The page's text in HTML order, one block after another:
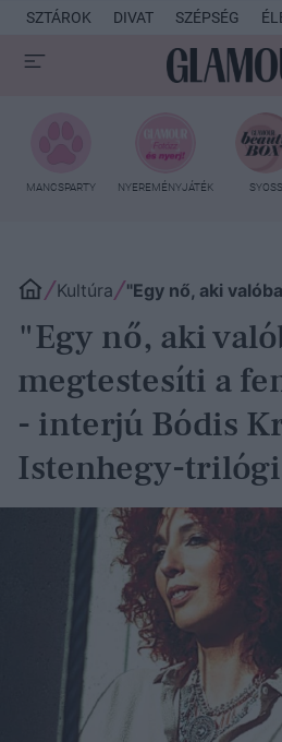
SZTÁROK DIVAT SZÉPSÉG
MANCSPARTY NYEREMÉNYJÁTÉK SYOSS
Kultúra "Egy nő, aki
"Egy nő, aki
megtestesíti a
- interjú Bódis
Istenhegy-